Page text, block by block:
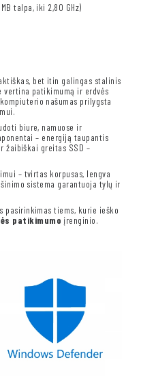
talpa, iki 2,80 GHz)
bet itin galingas stalinis
vertina patikimumą ir erdvės
našumas prilygsta
biure, namuose ir
– energiją taupantis
žaibiškai greitas SSD –
– tvirtas korpusas, lengva
sistema garantuoja tylų ir
pasirinkimas tiems, kurie ieško
patikimumo įrenginio.